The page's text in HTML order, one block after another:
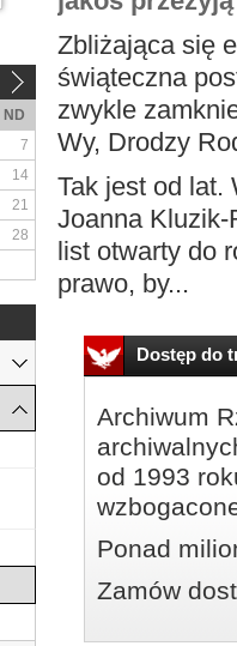
Zbliżająca się
świąteczna
zwykle
Wy, Drodzy
Tak jest od lat.
Joanna Kluzik-
list otwarty do
prawo, by...
Dostęp do
Archiwum
od 1993
Ponad
Zamów
ND
7
14
21
28